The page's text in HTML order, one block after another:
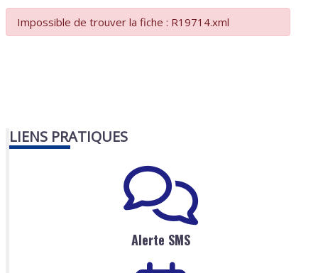
Impossible de trouver la fiche : R19714.xml
LIENS PRATIQUES
Alerte SMS